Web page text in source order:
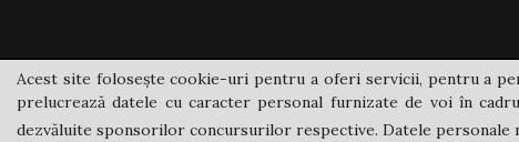
Acest site folosește cookie-uri pentru a oferi servicii, pentru a
prelucrează datele cu caracter personal furnizate de voi în
dezvăluite sponsorilor concursurilor respective. Datele personale